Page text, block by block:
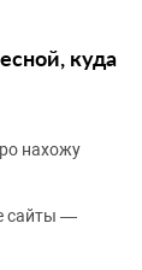
куда
нахожу
сайты —